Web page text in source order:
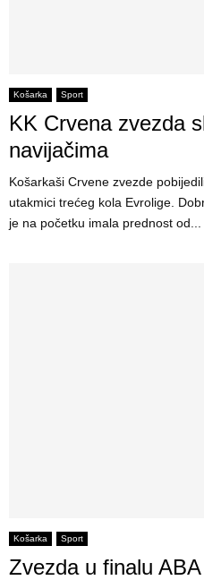
Košarka Sport
KK Crvena zvezda
navijačima
Košarkaši Crvene zvezde
utakmici trećeg kola Evrolige.
je na početku imala prednost od...
Košarka Sport
Zvezda u finalu